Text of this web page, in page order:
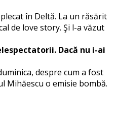
în Deltă. La un răsărit
de love story. Şi l-a văzut
Dacă nu i-ai
despre cum a fost
Mihăescu o emisie bombă.